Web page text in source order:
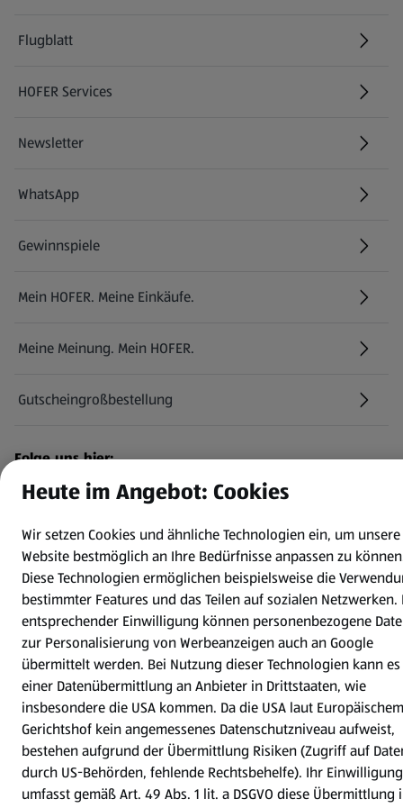
Flugblatt
HOFER Services
Newsletter
WhatsApp
Gewinnspiele
Mein HOFER. Meine Einkäufe.
Meine Meinung. Mein HOFER.
Gutscheingroßbestellung
(öffnet in einem neuen Tab)
Folge uns hier:
Jetzt die HOFER App downloaden
Datenschutz- und Richtlinienmenü
Datenschutzhinweis &
Impressum
Security Policy
(öffnet in einem neuen Tab)
Cookie-Einstellungen
Heute im Angebot: Cookies
Wir setzen Cookies und ähnliche Technologien ein, um unsere
Website bestmöglich an Ihre Bedürfnisse anpassen zu
Diese Technologien ermöglichen beispielsweise die
bestimmter Features und das Teilen auf sozialen Netzwerken.
entsprechender Einwilligung können personenbezogene
zur Personalisierung von Werbeanzeigen auch an Google
übermittelt werden. Bei Nutzung dieser Technologien kann
einer Datenübermittlung an Anbieter in Drittstaaten, wie
insbesondere die USA kommen. Da die USA laut Europäischem
Gerichtshof kein angemessenes Datenschutzniveau aufweist,
bestehen aufgrund der Übermittlung Risiken (Zugriff auf
durch US-Behörden, fehlende Rechtsbehelfe). Ihr Einwilligung
umfasst gemäß Art. 49 Abs. 1 lit. a DSGVO diese Übermittlung